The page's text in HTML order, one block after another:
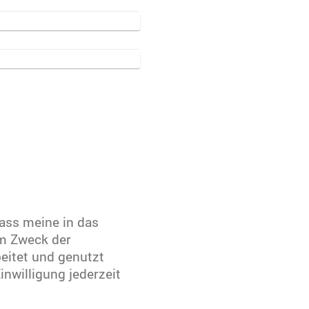
meine in das
Zweck der
und genutzt
jederzeit